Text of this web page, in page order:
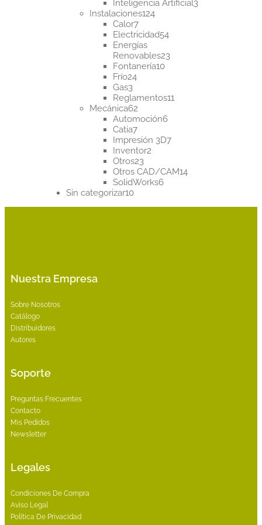
productos
Inteligencia Artificial33
Instalaciones124124
Calor77
productos
Electricidad5454
Energías
Renovables2323
Fontanería1010
Frío2424
Gas33
productos
Reglamentos1111
Mecánica6262
productos
Automoción66
Catia77
productos
Impresión 3D77
Inventor22
Otros2323
productos
Otros CAD/CAM1414
SolidWorks66
Sin categorizar1010
Nuestra Empresa
Sobre Nosotros
Catálogo
Distribuidores
Autores
Soporte
Preguntas Frecuentes
Contacto
Mis Pedidos
Newsletter
Legales
Condiciones De Compra
Aviso Legal
Política De Privacidad